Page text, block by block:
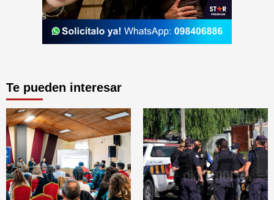
Te pueden interesar